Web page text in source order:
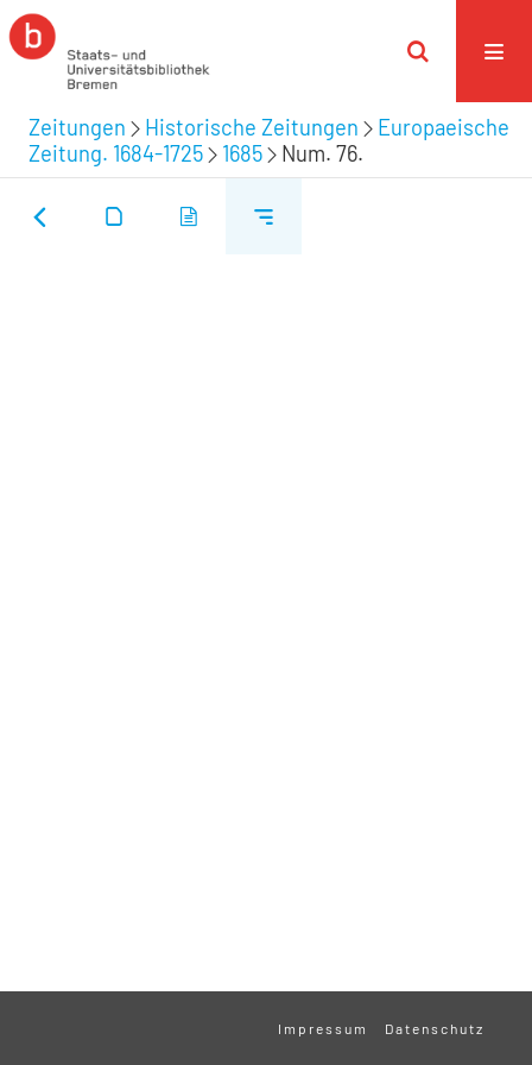
Zeitungen Historische Zeitungen
Europaeische
Zeitung. 1684-1725
1685 Num. 76.
Impressum Datenschutz